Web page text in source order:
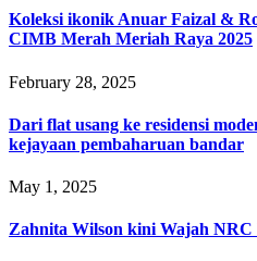
Koleksi ikonik Anuar Faizal &
CIMB Merah Meriah Raya 2025
February 28, 2025
Dari flat usang ke residensi
kejayaan pembaharuan bandar
May 1, 2025
Zahnita Wilson kini Wajah NRC